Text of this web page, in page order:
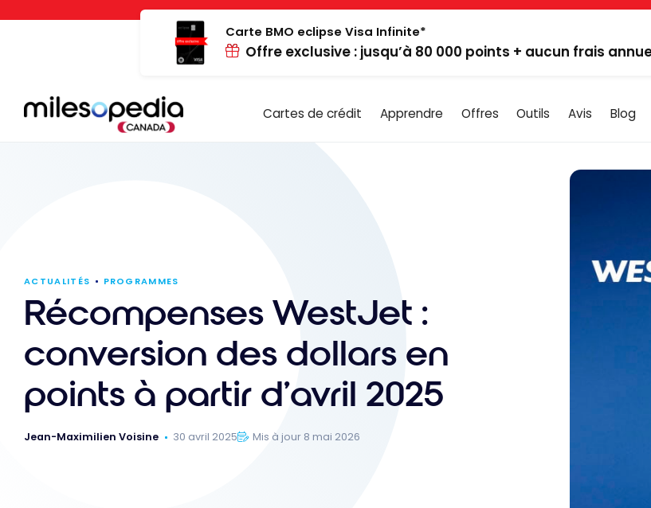
Panneau de gestion des cookies
Carte BMO eclipse Visa Infinite*
Offre exclusive : jusqu’à 80 000 points + aucun frais
Cartes de crédit Apprendre Offres Outils Avis Blog
ACTUALITÉS PROGRAMMES
Récompenses WestJet :
conversion des dollars en
points à partir d’avril 2025
Jean-Maximilien Voisine 30 avril 2025 Mis à jour 8 mai 2026